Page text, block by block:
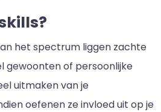
het spectrum liggen zachte
gewoonten of persoonlijke
uitmaken van je
oefenen ze invloed uit op je